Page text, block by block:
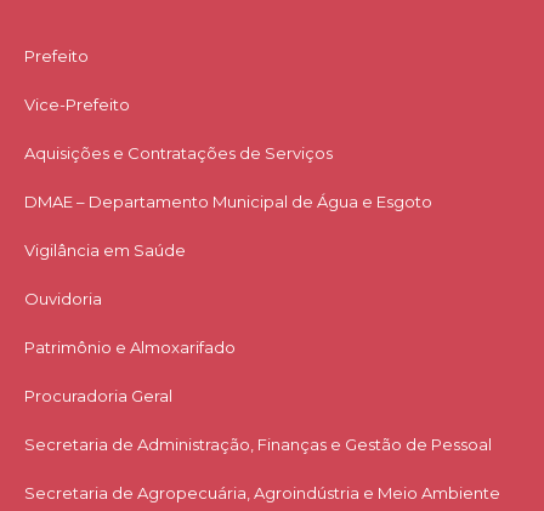
Prefeito
Vice-Prefeito
Aquisições e Contratações de Serviços​
DMAE – Departamento Municipal de Água e Esgoto
Vigilância em Saúde
Ouvidoria
Patrimônio e Almoxarifado
Procuradoria Geral
Secretaria de Administração, Finanças e Gestão de Pessoal
Secretaria de Agropecuária, Agroindústria e Meio Ambiente